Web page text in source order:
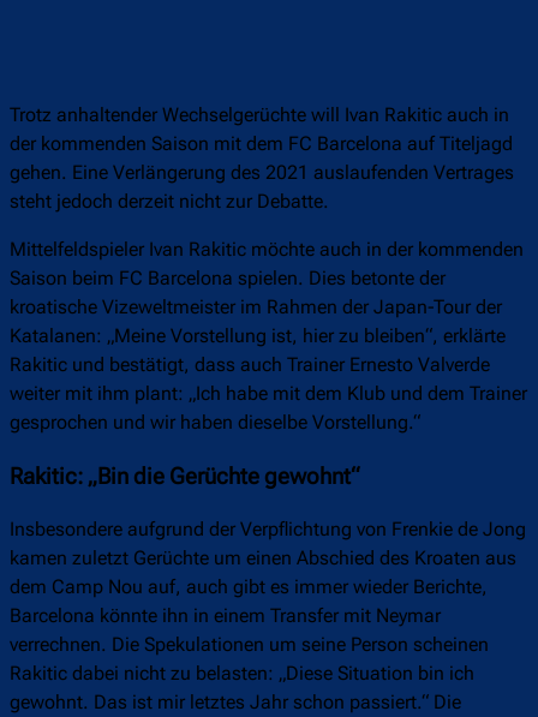
Trotz anhaltender Wechselgerüchte will Ivan Rakitic auch in
der kommenden Saison mit dem FC Barcelona auf Titeljagd
gehen. Eine Verlängerung des 2021 auslaufenden Vertrages
steht jedoch derzeit nicht zur Debatte.
Mittelfeldspieler Ivan Rakitic möchte auch in der kommenden
Saison beim FC Barcelona spielen. Dies betonte der
kroatische Vizeweltmeister im Rahmen der Japan-Tour der
Katalanen: „Meine Vorstellung ist, hier zu bleiben“, erklärte
Rakitic und bestätigt, dass auch Trainer Ernesto Valverde
weiter mit ihm plant: „Ich habe mit dem Klub und dem Trainer
gesprochen und wir haben dieselbe Vorstellung.“
Rakitic: „Bin die Gerüchte gewohnt“
Insbesondere aufgrund der Verpflichtung von Frenkie de Jong
kamen zuletzt Gerüchte um einen Abschied des Kroaten aus
dem Camp Nou auf, auch gibt es immer wieder Berichte,
Barcelona könnte ihn in einem Transfer mit Neymar
verrechnen. Die Spekulationen um seine Person scheinen
Rakitic dabei nicht zu belasten: „Diese Situation bin ich
gewohnt. Das ist mir letztes Jahr schon passiert.“ Die